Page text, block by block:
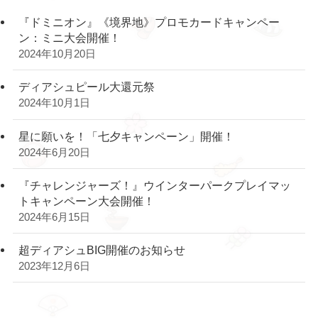
『ドミニオン』《境界地》プロモカードキャンペー
ン：ミニ大会開催！
2024年10月20日
ディアシュピール大還元祭
2024年10月1日
星に願いを！「七夕キャンペーン」開催！
2024年6月20日
『チャレンジャーズ！』ウインターパークプレイマッ
トキャンペーン大会開催！
2024年6月15日
超ディアシュBIG開催のお知らせ
2023年12月6日